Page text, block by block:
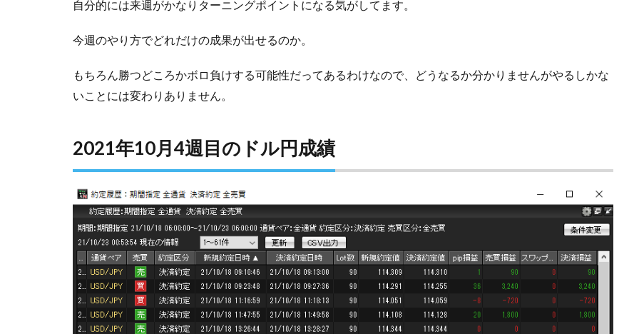
自分的には来週がかなりターニングポイントになる気がしてます。
今週のやり方でどれだけの成果が出せるのか。
もちろん勝つどころかボロ負けする可能性だってあるわけなので、どうなるか分かりませんがやるしかな
いことには変わりありません。
2021年10月4週目のドル円成績